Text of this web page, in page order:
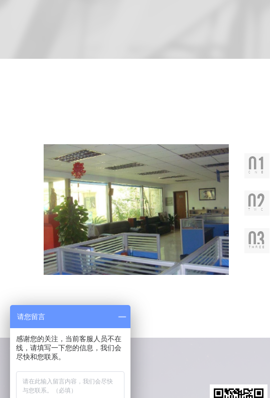
联系我们
联系人：胡经理
请您留言
感谢您的关注，当前客服人员不在
线，请填写一下您的信息，我们会
尽快和您联系。